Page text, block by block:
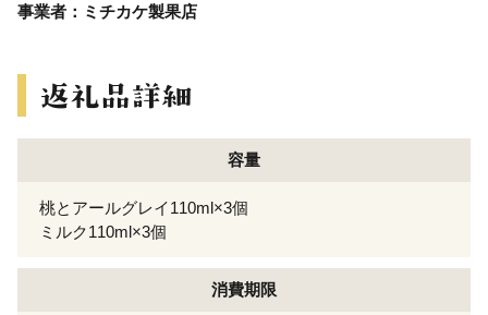
事業者：ミチカケ製果店
容量
桃とアールグレイ110ml×3個
ミルク110ml×3個
消費期限